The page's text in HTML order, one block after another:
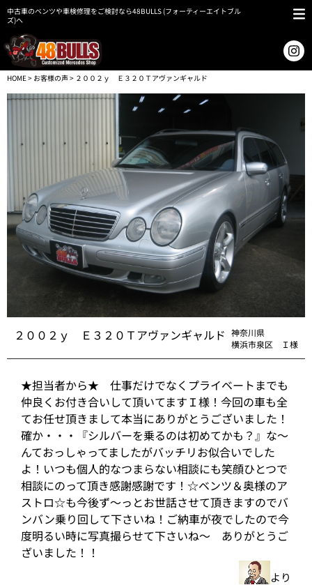
中古車のベンツや車検修理をご検討なら48BULLS (フォーティーエイトブル
ズ)へ
HOME> お客様の声> ２００２ｙ Ｅ３２０Ｔアヴァンギャルド
２００２ｙ Ｅ３２０Ｔアヴァンギャルド 神奈川県
横浜市泉区 Ｉ様
★担当者から★ 仕事だけでなくプライベートまでも
仲良くお付き合いして頂いてますＩ様！今回の車も全
てお任せ頂きまして本当にありがとうございました！
確か・・・『シルバーを乗るのは初めてかも？』な～
んておっしゃってましたがバッチリお似合いでした
よ！いつも個人的なつまらない相談にも笑顔ひとつで
相談にのって頂き感謝感謝です！☆ベンツ＆奥様のア
ストロ☆も今後ず～っとお世話させて頂きますのでバ
ンバン乗り回して下さいね！ご納車が夜でしたので今
度明るい時に写真撮らせて下さいね～ ありがとうご
ざいました！！
より